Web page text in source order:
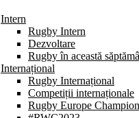
Intern
Rugby Intern
Dezvoltare
Rugby în această
Internațional
Rugby Internațional
Competiții internaționale
Rugby Europe